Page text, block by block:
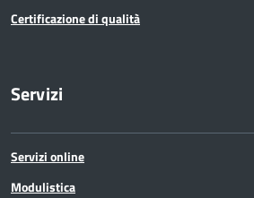
Certificazione di qualità
Servizi
Servizi online
Modulistica